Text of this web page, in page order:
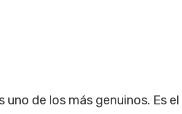
de los más genuinos. Es el